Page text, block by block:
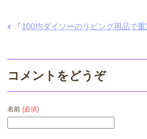
「 100均ダイソーのリビング用品で
コメントをどうぞ
名前 (必須)